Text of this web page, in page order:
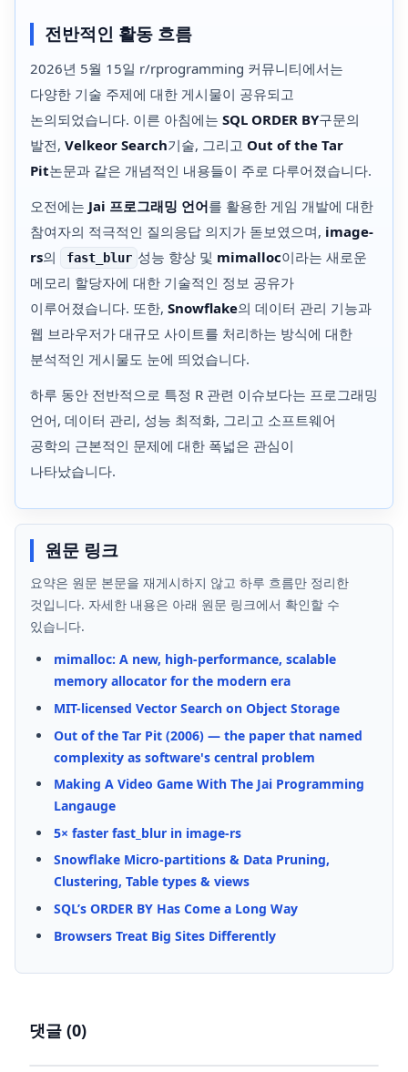
전반적인 활동 흐름
2026년 5월 15일 r/rprogramming 커뮤니티에서는
다양한 기술 주제에 대한 게시물이 공유되고
논의되었습니다. 이른 아침에는 SQL ORDER BY구문의
발전, Velkeor Search기술, 그리고 Out of the Tar
Pit논문과 같은 개념적인 내용들이 주로 다루어졌습니다.
오전에는 Jai 프로그래밍 언어를 활용한 게임 개발에 대한
참여자의 적극적인 질의응답 의지가 돋보였으며, image-
rs의 fast_blur 성능 향상 및 mimalloc이라는 새로운
메모리 할당자에 대한 기술적인 정보 공유가
이루어졌습니다. 또한, Snowflake의 데이터 관리 기능과
웹 브라우저가 대규모 사이트를 처리하는 방식에 대한
분석적인 게시물도 눈에 띄었습니다.
하루 동안 전반적으로 특정 R 관련 이슈보다는 프로그래밍
언어, 데이터 관리, 성능 최적화, 그리고 소프트웨어
공학의 근본적인 문제에 대한 폭넓은 관심이
나타났습니다.
원문 링크
요약은 원문 본문을 재게시하지 않고 하루 흐름만 정리한
것입니다. 자세한 내용은 아래 원문 링크에서 확인할 수
있습니다.
mimalloc: A new, high-performance, scalable
memory allocator for the modern era
MIT-licensed Vector Search on Object Storage
Out of the Tar Pit (2006) — the paper that named
complexity as software's central problem
Making A Video Game With The Jai Programming
Langauge
5× faster fast_blur in image-rs
Snowflake Micro-partitions & Data Pruning,
Clustering, Table types & views
SQL’s ORDER BY Has Come a Long Way
Browsers Treat Big Sites Differently
댓글 (0)